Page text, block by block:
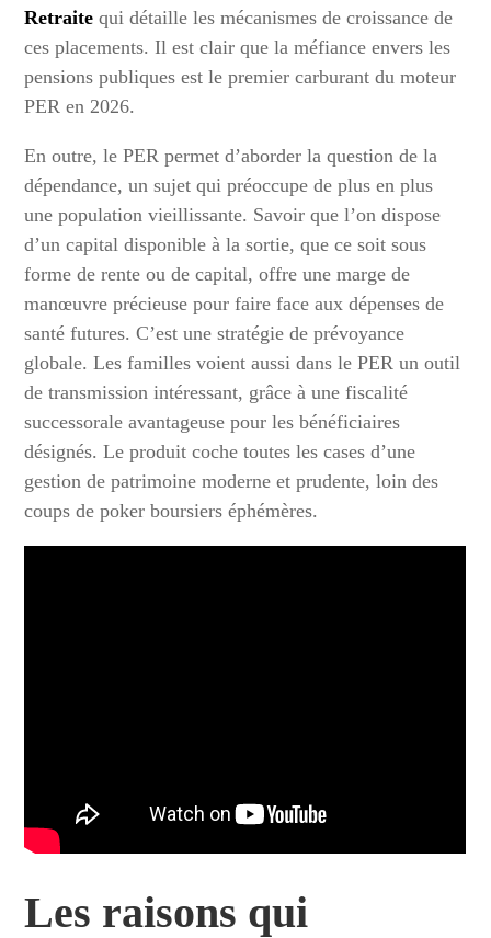
Retraite qui détaille les mécanismes de croissance de
ces placements. Il est clair que la méfiance envers les
pensions publiques est le premier carburant du moteur
PER en 2026.
En outre, le PER permet d’aborder la question de la
dépendance, un sujet qui préoccupe de plus en plus
une population vieillissante. Savoir que l’on dispose
d’un capital disponible à la sortie, que ce soit sous
forme de rente ou de capital, offre une marge de
manœuvre précieuse pour faire face aux dépenses de
santé futures. C’est une stratégie de prévoyance
globale. Les familles voient aussi dans le PER un outil
de transmission intéressant, grâce à une fiscalité
successorale avantageuse pour les bénéficiaires
désignés. Le produit coche toutes les cases d’une
gestion de patrimoine moderne et prudente, loin des
coups de poker boursiers éphémères.
Les raisons qui